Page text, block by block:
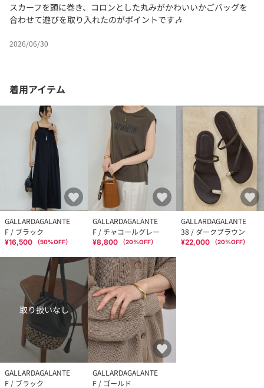
スカーフを頭に巻き、コロンとした丸みがかわいいかごバッグを
合わせて遊びを取り入れたのがポイントです🎶
2026/06/30
着用アイテム
GALLARDAGALANTE
F / ブラック
¥16,500 （50%OFF）
GALLARDAGALANTE
F / チャコールグレー
¥8,800 （20%OFF）
GALLARDAGALANTE
38 / ダークブラウン
¥22,000 （20%OFF）
取り扱いなし
GALLARDAGALANTE
F / ブラック
GALLARDAGALANTE
F / ゴールド